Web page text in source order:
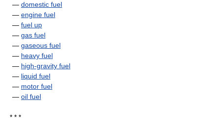
— domestic fuel
— engine fuel
— fuel up
— gas fuel
— gaseous fuel
— heavy fuel
— high-gravity fuel
— liquid fuel
— motor fuel
— oil fuel